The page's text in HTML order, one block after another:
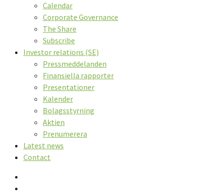
Calendar
Corporate Governance
The Share
Subscribe
Investor relations (SE)
Pressmeddelanden
Finansiella rapporter
Presentationer
Kalender
Bolagsstyrning
Aktien
Prenumerera
Latest news
Contact